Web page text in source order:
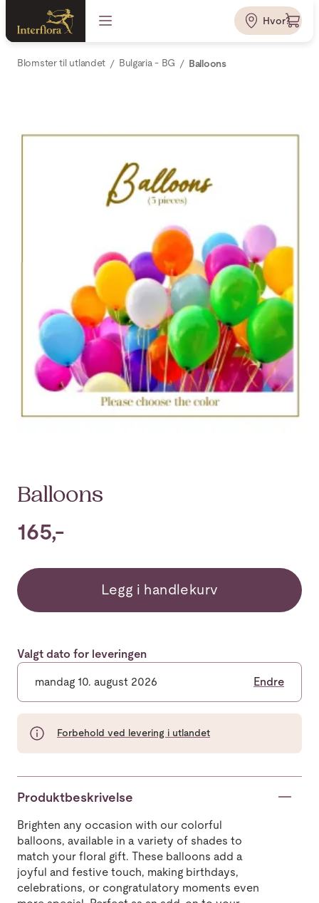
Hvor?
Blomster til utlandet Bulgaria - BG Balloons
Balloons
165,-
Legg i handlekurv
Valgt dato for leveringen
mandag 10. august 2026 Endre
Forbehold ved levering i utlandet
Produktbeskrivelse
Brighten any occasion with our colorful
balloons, available in a variety of shades to
match your floral gift. These balloons add a
joyful and festive touch, making birthdays,
celebrations, or congratulatory moments even